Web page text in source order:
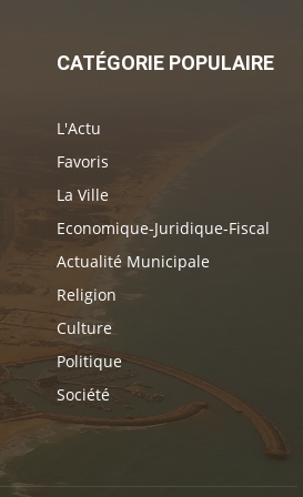
CATÉGORIE POPULAIRE
L'Actu
Favoris
La Ville
Economique-Juridique-Fiscal
Actualité Municipale
Religion
Culture
Politique
Société